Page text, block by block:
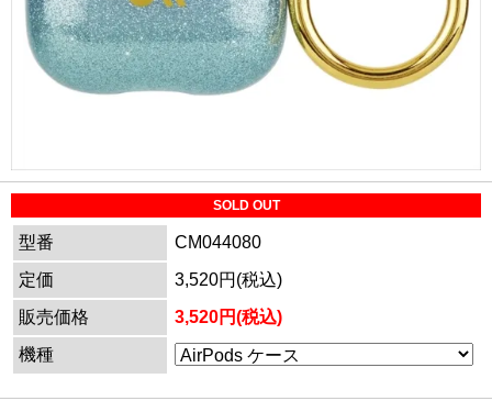
SOLD OUT
型番
CM044080
定価
3,520円(税込)
販売価格
3,520円(税込)
機種